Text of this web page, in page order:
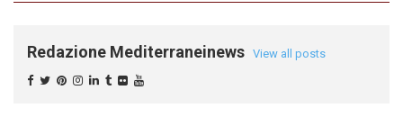
Redazione Mediterraneinews View all posts